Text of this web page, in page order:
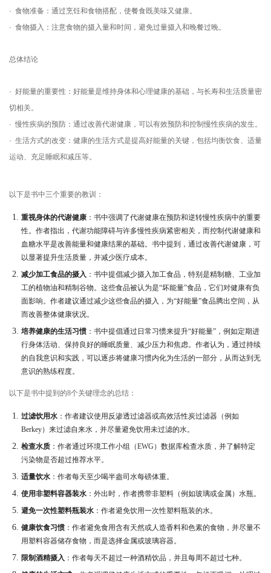
· 食物准备：通过烹饪和食物搭配，使餐食既美味又健康。
· 食物摄入：注意食物的摄入量和时间，避免过量摄入和晚餐过晚。
总体结论
· 好能量的重要性：好能量是维持身体和心理健康的基础，与长寿和生活质量密
切相关。
· 慢性疾病的预防：通过改善代谢健康，可以有效预防和控制慢性疾病的发生。
· 生活方式的改变：健康的生活方式是提高好能量的关键，包括均衡饮食、适量
运动、充足睡眠和减压等。
以下是书中三个重要的教训：
重视身体的代谢健康 ：书中强调了代谢健康在预防和逆转慢性疾病中的重要
性。作者指出，代谢功能障碍与许多慢性疾病紧密相关，而控制代谢健康和
血糖水平是改善能量和健康结果的基础。书中提到，通过改善代谢健康，可
以显著提升生活质量，并减少医疗成本。
减少加工食品的摄入 ：书中提倡减少摄入加工食品，特别是精制糖、工业加
工的植物油和精制谷物。这些食品被认为是“坏能量”食品，它们对健康有负
面影响。作者建议通过减少这些食品的摄入，为“好能量”食品腾出空间，从
而改善整体健康状况。
培养健康的生活习惯 ：书中提倡通过日常习惯来提升“好能量”，例如定期进
行身体活动、保持良好的睡眠质量、减少压力和焦虑。作者认为，通过持续
的自我意识和实践，可以逐步将健康习惯内化为生活的一部分，从而达到无
意识的熟练程度。
以下是书中提到的8个关键理念的总结：
过滤饮用水 ：作者建议使用反渗透过滤器或高效活性炭过滤器（例如
Berkey）来过滤自来水，并尽量避免饮用未过滤的水。
检查水质 ：作者通过环境工作小组（EWG）数据库检查水质，并了解特定
污染物是否超过推荐水平。
适量饮水 ：作者每天至少喝半盎司水每磅体重。
使用非塑料容器装水 ：外出时，作者携带非塑料（例如玻璃或金属）水瓶。
避免一次性塑料瓶装水 ：作者避免饮用一次性塑料瓶装的水。
健康饮食习惯 ：作者避免食用含有天然或人造香料和色素的食物，并尽量不
用塑料容器储存食物，而是选择金属或玻璃容器。
限制酒精摄入 ：作者每天不超过一种酒精饮品，并且每周不超过七种。